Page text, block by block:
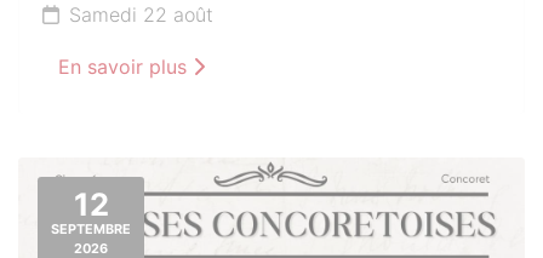
Samedi 22 août
En savoir plus
12
SEPTEMBRE
2026